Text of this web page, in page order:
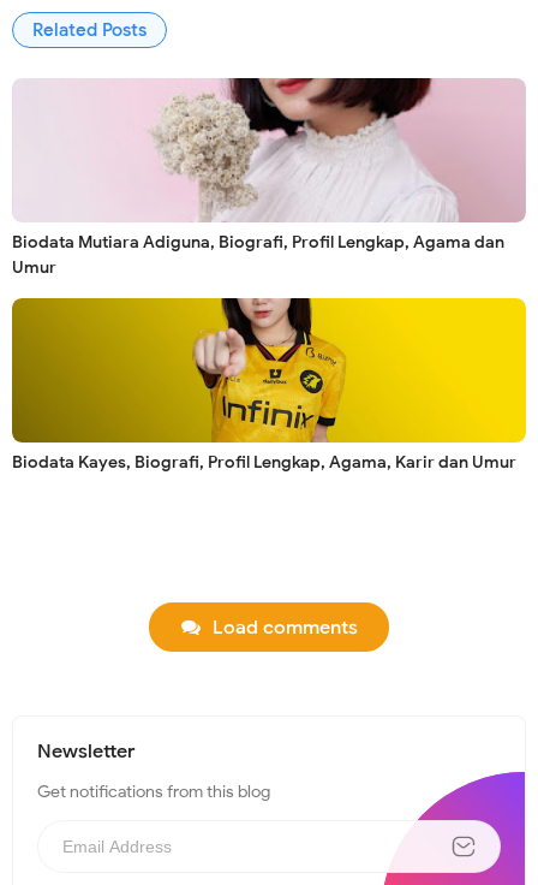
Related Posts
Biodata Mutiara Adiguna, Biografi, Profil Lengkap, Agama dan
Umur
Biodata Kayes, Biografi, Profil Lengkap, Agama, Karir dan Umur
Load comments
Newsletter
Get notifications from this blog